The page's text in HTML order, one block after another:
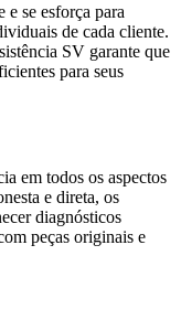
e se esforça para
de cada cliente.
SV garante que
para seus
em todos os aspectos
e direta, os
diagnósticos
peças originais e